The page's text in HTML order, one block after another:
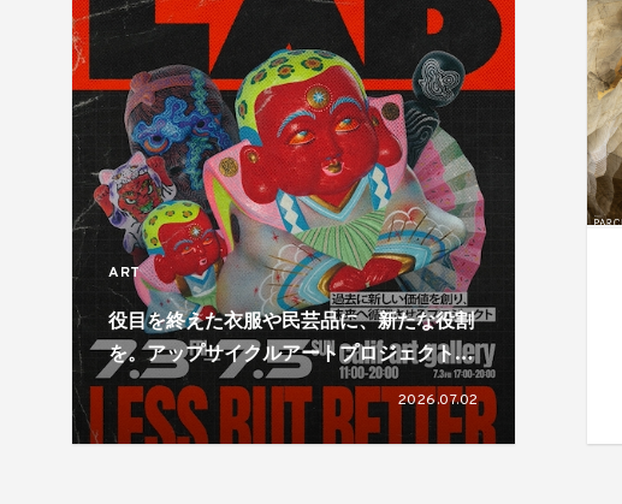
ART
役目を終えた衣服や民芸品に、新たな役割
を。アップサイクルアートプロジェクト
「LESS, BUT BETTER」による展覧会が開
2026.07.02